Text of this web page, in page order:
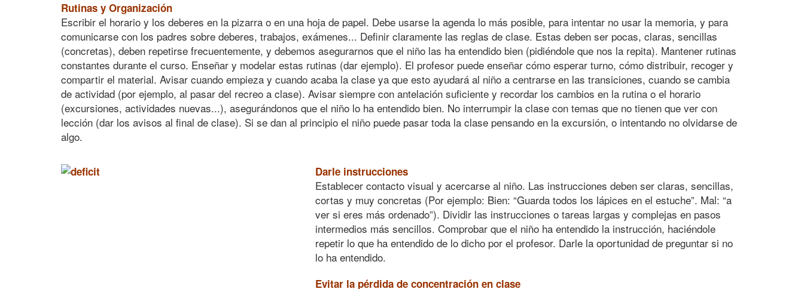
Rutinas y Organización
Escribir el horario y los deberes en la pizarra o en una hoja de papel. Debe usarse la agenda lo más posible, para intentar no usar la memoria, y para
comunicarse con los padres sobre deberes, trabajos, exámenes... Definir claramente las reglas de clase. Estas deben ser pocas, claras, sencillas
(concretas), deben repetirse frecuentemente, y debemos asegurarnos que el niño las ha entendido bien (pidiéndole que nos la repita). Mantener rutinas
constantes durante el curso. Enseñar y modelar estas rutinas (dar ejemplo). El profesor puede enseñar cómo esperar turno, cómo distribuir, recoger y
compartir el material. Avisar cuando empieza y cuando acaba la clase ya que esto ayudará al niño a centrarse en las transiciones, cuando se cambia
de actividad (por ejemplo, al pasar del recreo a clase). Avisar siempre con antelación suficiente y recordar los cambios en la rutina o el horario
(excursiones, actividades nuevas...), asegurándonos que el niño lo ha entendido bien. No interrumpir la clase con temas que no tienen que ver con
lección (dar los avisos al final de clase). Si se dan al principio el niño puede pasar toda la clase pensando en la excursión, o intentando no olvidarse de
algo.
Darle instrucciones
Establecer contacto visual y acercarse al niño. Las instrucciones deben ser claras, sencillas,
cortas y muy concretas (Por ejemplo: Bien: “Guarda todos los lápices en el estuche”. Mal: “a
ver si eres más ordenado”). Dividir las instrucciones o tareas largas y complejas en pasos
intermedios más sencillos. Comprobar que el niño ha entendido la instrucción, haciéndole
repetir lo que ha entendido de lo dicho por el profesor. Darle la oportunidad de preguntar si no
lo ha entendido.
Evitar la pérdida de concentración en clase